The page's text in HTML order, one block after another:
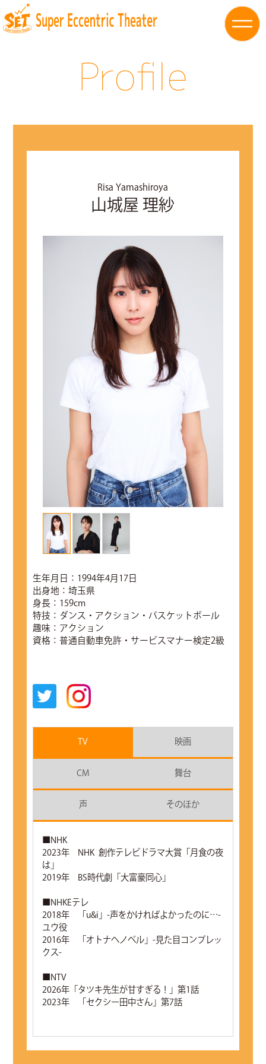
Profile
Risa Yamashiroya
山城屋 理紗
生年月日：1994年4月17日
出身地：埼玉県
身長：159cm
特技：ダンス・アクション・バスケットボール
趣味：アクション
資格：普通自動車免許・サービスマナー検定2級
TV 映画
CM 舞台
声 そのほか
■NHK
2023年 NHK 創作テレビドラマ大賞「月食の夜
は」
2019年 BS時代劇「大富豪同心」
■NHKEテレ
2018年 「u&i」-声をかければよかったのに…-
ユウ役
2016年 「オトナヘノベル」-見た目コンプレッ
クス-
■NTV
2026年「タツキ先生が甘すぎる！」第1話
2023年 「セクシー田中さん」第7話
2015年 「37.5℃の涙」